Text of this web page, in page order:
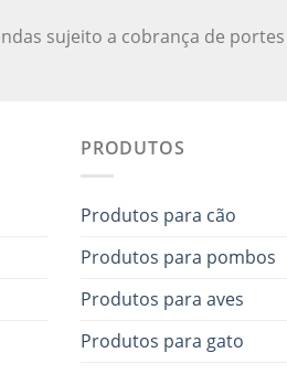
sujeito a cobrança de portes
PRODUTOS
Produtos para cão
Produtos para pombos
Produtos para aves
Produtos para gato